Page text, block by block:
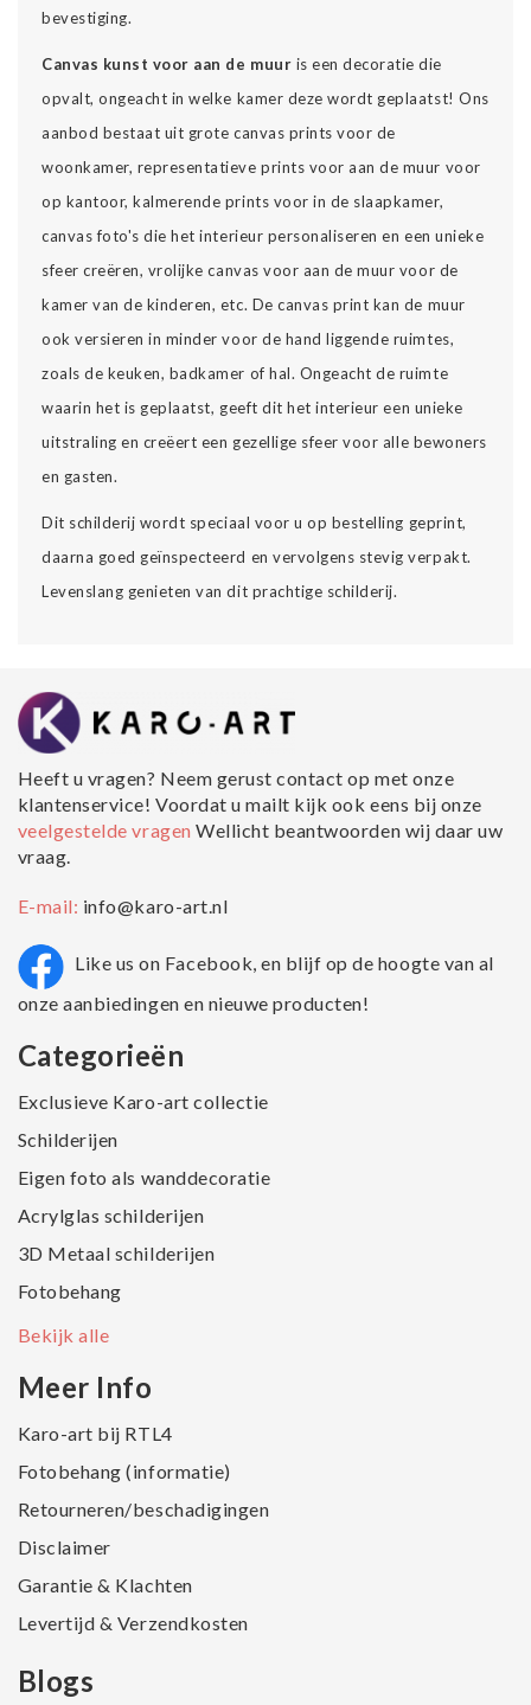
bevestiging.
Canvas kunst voor aan de muur is een decoratie die
opvalt, ongeacht in welke kamer deze wordt geplaatst! Ons
aanbod bestaat uit grote canvas prints voor de
woonkamer, representatieve prints voor aan de muur voor
op kantoor, kalmerende prints voor in de slaapkamer,
canvas foto's die het interieur personaliseren en een unieke
sfeer creëren, vrolijke canvas voor aan de muur voor de
kamer van de kinderen, etc. De canvas print kan de muur
ook versieren in minder voor de hand liggende ruimtes,
zoals de keuken, badkamer of hal. Ongeacht de ruimte
waarin het is geplaatst, geeft dit het interieur een unieke
uitstraling en creëert een gezellige sfeer voor alle bewoners
en gasten.
Dit schilderij wordt speciaal voor u op bestelling geprint,
daarna goed geïnspecteerd en vervolgens stevig verpakt.
Levenslang genieten van dit prachtige schilderij.
Heeft u vragen? Neem gerust contact op met onze
klantenservice! Voordat u mailt kijk ook eens bij onze
veelgestelde vragenWellicht beantwoorden wij daar uw
vraag.
E-mail: info@karo-art.nl
Like us on Facebook, en blijf op de hoogte van al
onze aanbiedingen en nieuwe producten!
Categorieën
Exclusieve Karo-art collectie
Schilderijen
Eigen foto als wanddecoratie
Acrylglas schilderijen
3D Metaal schilderijen
Fotobehang
Bekijk alle
Meer Info
Karo-art bij RTL4
Fotobehang (informatie)
Retourneren/beschadigingen
Disclaimer
Garantie & Klachten
Levertijd & Verzendkosten
Blogs